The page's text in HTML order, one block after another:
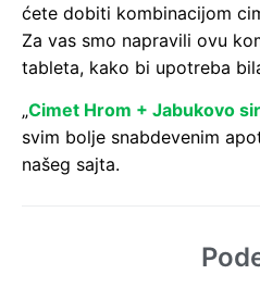
ćete dobiti kombinacijom
Za vas smo napravili ovu
tableta, kako bi upotreba
„Cimet Hrom + Jabukovo
svim bolje snabdevenim
našeg sajta.